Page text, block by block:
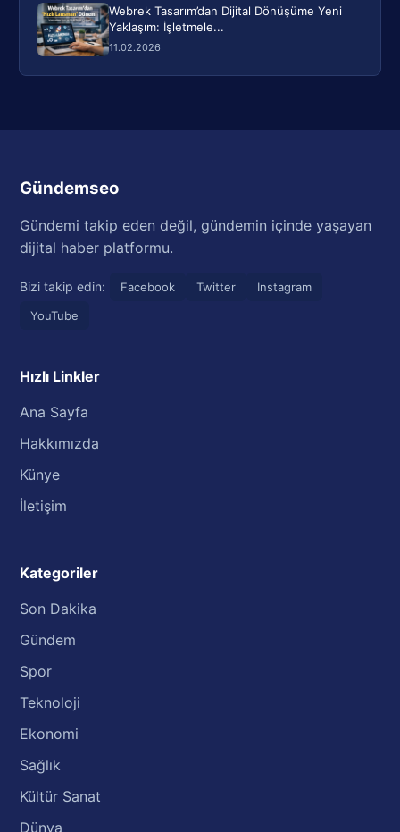
Webrek Tasarım’dan Dijital Dönüşüme Yeni
Yaklaşım: İşletmele...
11.02.2026
Gündemseo
Gündemi takip eden değil, gündemin içinde yaşayan
dijital haber platformu.
Bizi takip edin: Facebook Twitter
Instagram
YouTube
Hızlı Linkler
Ana Sayfa
Hakkımızda
Künye
İletişim
Kategoriler
Son Dakika
Gündem
Spor
Teknoloji
Ekonomi
Sağlık
Kültür Sanat
Dünya